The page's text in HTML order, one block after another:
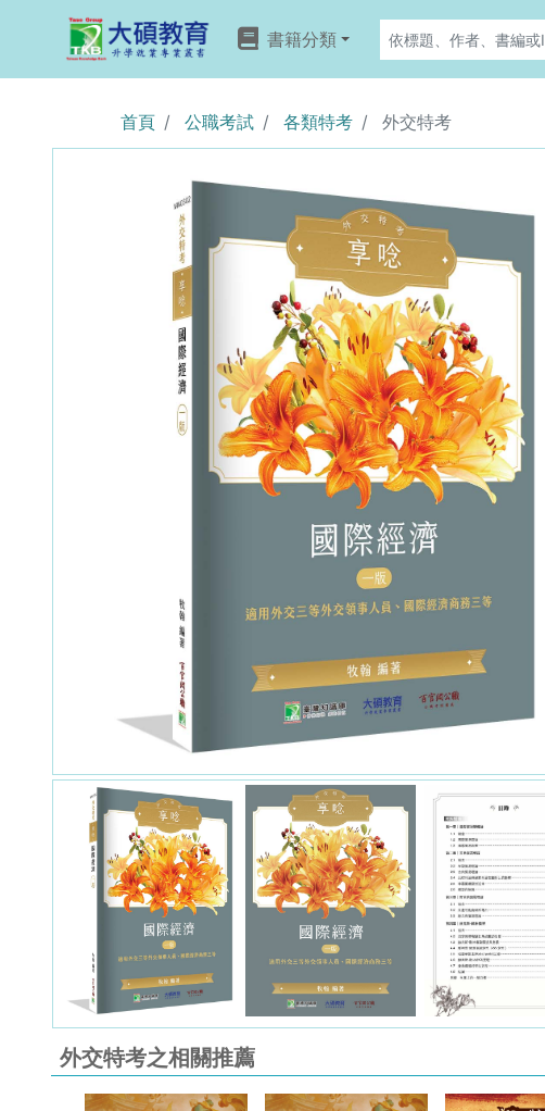
書籍分類
首頁 公職考試 各類特考 外交特考
外交特考之相關推薦